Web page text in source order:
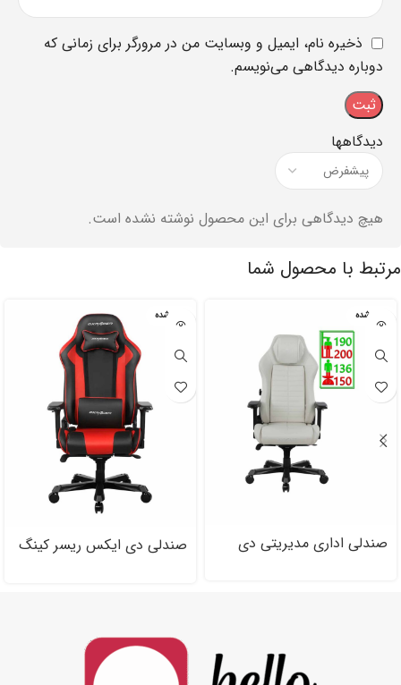
دیدگاهها
هیچ دیدگاهی برای این محصول نوشته نشده است.
ذخیره نام، ایمیل و وبسایت من در مرورگر برای زمانی که
دوباره دیدگاهی می‌نویسم.
مرتبط با محصول شما
تمام شده
صندلی اداری مدیریتی دی
تمام شده
صندلی دی ایکس ریسر کینگ